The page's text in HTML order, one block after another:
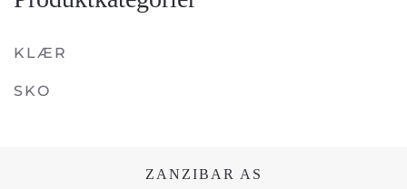
KLÆR
SKO
ZANZIBAR AS